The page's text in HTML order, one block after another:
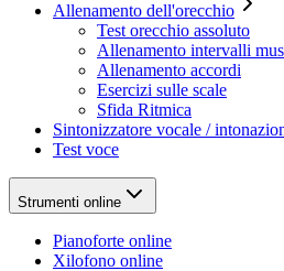
Allenamento dell'orecchio
Test orecchio assoluto
Allenamento intervalli
Allenamento accordi
Esercizi sulle scale
Sfida Ritmica
Sintonizzatore vocale /
Test voce
Strumenti online
Pianoforte online
Xilofono online